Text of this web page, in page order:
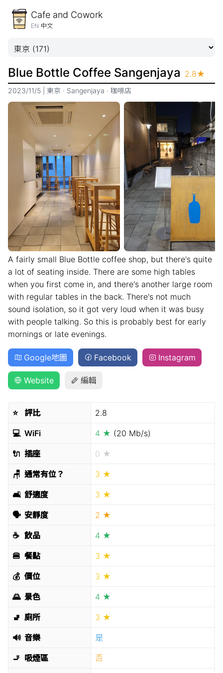
Cafe and Cowork
EN 中文
Blue Bottle Coffee Sangenjaya 2.8★
2023/11/5 東京 · Sangenjaya · 咖啡店
A fairly small Blue Bottle coffee shop, but there's quite
a lot of seating inside. There are some high tables
when you first come in, and there's another large room
with regular tables in the back. There's not much
sound isolation, so it got very loud when it was busy
with people talking. So this is probably best for early
mornings or late evenings.
Google地圖 Facebook Instagram
Website 編輯
⭐️ 評比 2.8
💻 WiFi 4 ★ (20 Mb/s)
🔌 插座 0 ★
🪑 通常有位？ 3 ★
🛋 舒適度 3 ★
🗣 安靜度 2 ★
☕️ 飲品 4 ★
🍔 餐點 3 ★
💰 價位 3 ★
🌄 景色 4 ★
🚽 廁所 3 ★
🔊 音樂 是
🚬 吸煙區 否